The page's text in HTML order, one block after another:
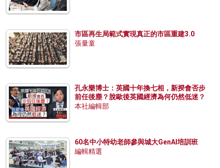
市區再生局範式實現真正的市區重建3.0
張量童
孔永樂博士：英國十年換七相，新揆會否步
前任後塵？脫歐後英國經濟為何仍然低迷？
本社編輯部
60名中小特幼老師參與城大GenAI培訓班
編輯精選